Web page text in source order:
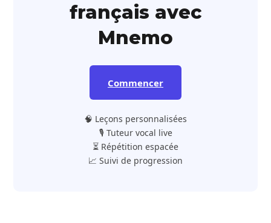
français avec
Mnemo
Commencer
🧠 Leçons personnalisées
🎙️ Tuteur vocal live
⏳ Répétition espacée
📈 Suivi de progression